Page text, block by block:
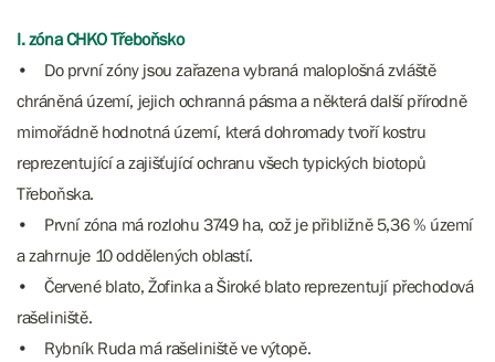
I. zóna CHKO Třeboňsko
• Do první zóny jsou zařazena vybraná maloplošná zvláště
chráněná území, jejich ochranná pásma a některá další přírodně
mimořádně hodnotná území, která dohromady tvoří kostru
reprezentující a zajišťující ochranu všech typických biotopů
Třeboňska.
• První zóna má rozlohu 3749 ha, což je přibližně 5,36 % území
a zahrnuje 10 oddělených oblastí.
• Červené blato, Žofinka a Široké blato reprezentují přechodová
rašeliniště.
• Rybník Ruda má rašeliniště ve výtopě.